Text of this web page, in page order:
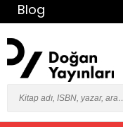
Blog